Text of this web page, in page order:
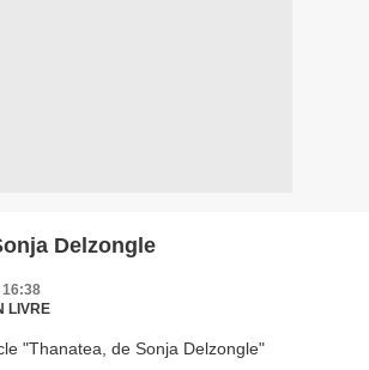
Delzongle
16:38
LIVRE